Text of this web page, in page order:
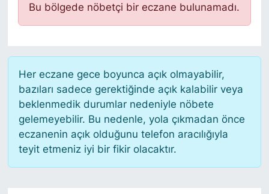
Bu bölgede nöbetçi bir eczane bulunamadı.
Her eczane gece boyunca açık olmayabilir,
bazıları sadece gerektiğinde açık kalabilir veya
beklenmedik durumlar nedeniyle nöbete
gelemeyebilir. Bu nedenle, yola çıkmadan önce
eczanenin açık olduğunu telefon aracılığıyla
teyit etmeniz iyi bir fikir olacaktır.